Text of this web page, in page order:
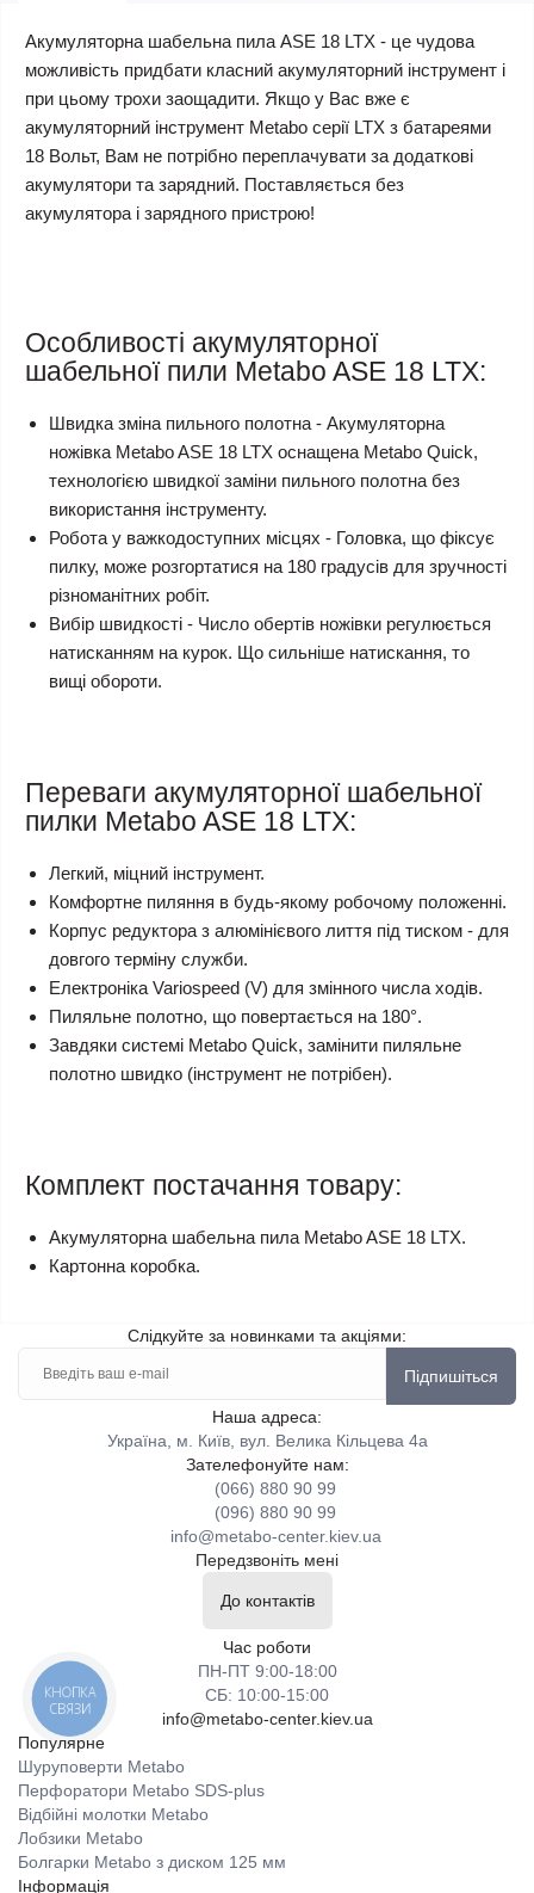
Акумуляторна шабельна пила ASE 18 LTX - це чудова
можливість придбати класний акумуляторний інструмент і
при цьому трохи заощадити. Якщо у Вас вже є
акумуляторний інструмент Metabo серії LTX з батареями
18 Вольт, Вам не потрібно переплачувати за додаткові
акумулятори та зарядний. Поставляється без
акумулятора і зарядного пристрою!
Особливості акумуляторної
шабельної пили Metabo ASE 18 LTX:
Швидка зміна пильного полотна - Акумуляторна
ножівка Metabo ASE 18 LTX оснащена Metabo Quick,
технологією швидкої заміни пильного полотна без
використання інструменту.
Робота у важкодоступних місцях - Головка, що фіксує
пилку, може розгортатися на 180 градусів для зручності
різноманітних робіт.
Вибір швидкості - Число обертів ножівки регулюється
натисканням на курок. Що сильніше натискання, то
вищі обороти.
Переваги акумуляторної шабельної
пилки Metabo ASE 18 LTX:
Легкий, міцний інструмент.
Комфортне пиляння в будь-якому робочому положенні.
Корпус редуктора з алюмінієвого лиття під тиском - для
довгого терміну служби.
Електроніка Variospeed (V) для змінного числа ходів.
Пиляльне полотно, що повертається на 180°.
Завдяки системі Metabo Quick, замінити пиляльне
полотно швидко (інструмент не потрібен).
Комплект постачання товару:
Акумуляторна шабельна пила Metabo ASE 18 LTX.
Картонна коробка.
Слідкуйте за новинками та акціями:
Підпишіться
Наша адреса:
Україна, м. Київ, вул. Велика Кільцева 4а
Зателефонуйте нам:
(066) 880 90 99
(096) 880 90 99
info@metabo-center.kiev.ua
Передзвоніть мені
До контактів
Час роботи
ПН-ПТ 9:00-18:00
СБ: 10:00-15:00
info@metabo-center.kiev.ua
Популярне
Шуруповерти Metabo
Перфоратори Metabo SDS-plus
Відбійні молотки Metabo
Лобзики Metabo
Болгарки Metabo з диском 125 мм
Інформація
КНОПКА
СВЯЗИ